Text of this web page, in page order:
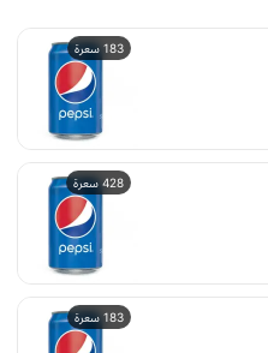
183 سعرة
428 سعرة
183 سعرة